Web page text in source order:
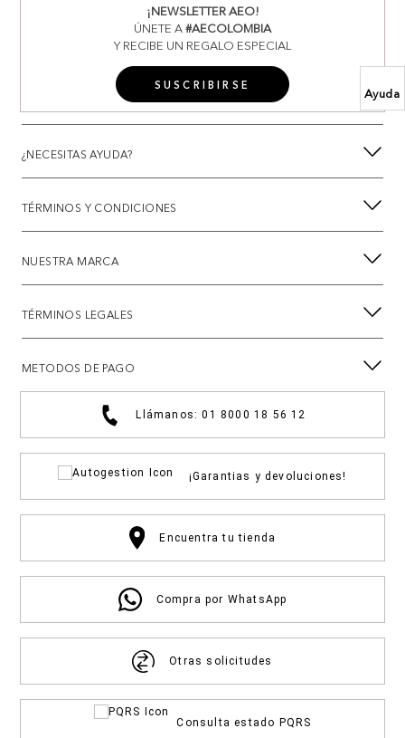
Ayuda
¡NEWSLETTER AEO!
ÚNETE A#AECOLOMBIA
Y RECIBE UN REGALO ESPECIAL
SUSCRIBIRSE
¿NECESITAS AYUDA?
TÉRMINOS Y CONDICIONES
NUESTRA MARCA
TÉRMINOS LEGALES
METODOS DE PAGO
Llámanos: 01 8000 18 56 12
¡Garantias y devoluciones!
Encuentra tu tienda
Compra por WhatsApp
Otras solicitudes
Consulta estado PQRS